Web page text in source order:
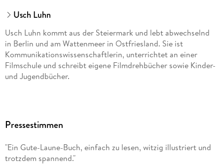
Usch Luhn
Usch Luhn kommt aus der Steiermark und lebt abwechselnd
in Berlin und am Wattenmeer in Ostfriesland. Sie ist
Kommunikationswissenschaftlerin, unterrichtet an einer
Filmschule und schreibt eigene Filmdrehbücher sowie Kinder-
und Jugendbücher.
Pressestimmen
"Ein Gute-Laune-Buch, einfach zu lesen, witzig illustriert und
trotzdem spannend."